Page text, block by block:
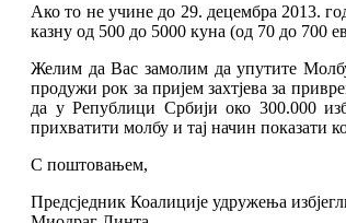
Ако то не учине до 29. децембра 2013.
казну од 500 до 5000 куна (од 70 до 700
Желим да Вас замолим да упутите
продужи рок за пријем захтјева за
да у Републици Србији око 300.000
прихватити молбу и тај начин показати
С поштовањем,
Предсједник Коалиције удружења